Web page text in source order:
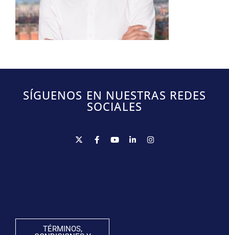
SÍGUENOS EN NUESTRAS REDES
SOCIALES
TÉRMINOS,